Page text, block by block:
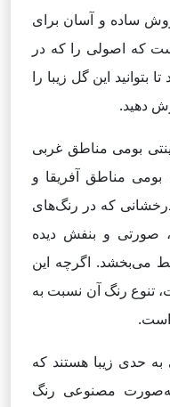
روش ساده و آسان برای
که اصولی را که در
بتوانید این گل زیبا را
دهید.
بومی مناطق غربی
بومی مناطق آفریقا و
که در رنگ‌های
صورتی و بنفش دیده
می‌بخشد. اگرچه این
تنوع رنگ آن نسبت به
است.
به حدی زیبا هستند که
مصنوعی رنگ